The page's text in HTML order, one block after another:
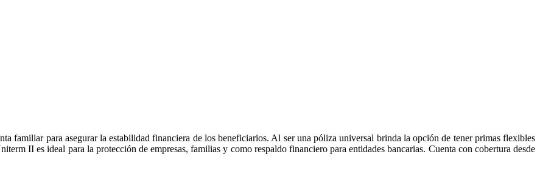
familiar para asegurar la estabilidad financiera de los beneficiarios. Al ser una póliza universal brinda la opción de tener primas flexibles
II es ideal para la protección de empresas, familias y como respaldo financiero para entidades bancarias. Cuenta con cobertura desde